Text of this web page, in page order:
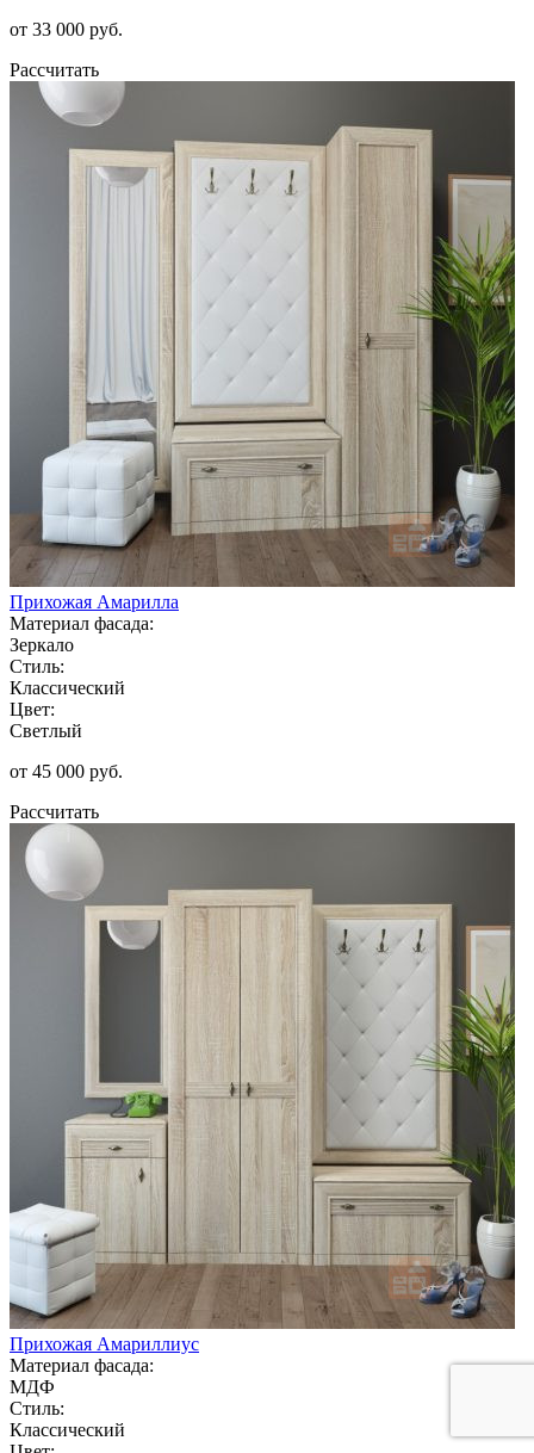
от 33 000 руб.
Рассчитать
Прихожая Амарилла
Материал фасада:
Зеркало
Стиль:
Классический
Цвет:
Светлый
от 45 000 руб.
Рассчитать
Прихожая Амариллиус
Материал фасада:
МДФ
Стиль:
Классический